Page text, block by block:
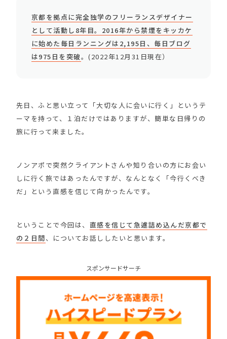
京都を拠点に完全独学のフリーランスデザイナー
として活動し8年目。2016年から禁煙をキッカケ
に始めた毎日ランニングは2,195日、毎日ブログ
は975日を突破。(2022年12月31日現在）
先日、ふと思い立って「大切な人に会いに行く」というテ
ーマを持って、１泊だけではありますが、簡単な日帰りの
旅に行って来ました。
ノンアポで突然クライアントさんや知り合いの方にお会い
しに行く旅ではあったんですが、なんとなく「今行くべき
だ」という直感を信じて向かったんです。
ということで今回は、 直感を信じて急遽詰め込んだ京都で
の２日間、についてお話ししたいと思います。
スポンサードサーチ